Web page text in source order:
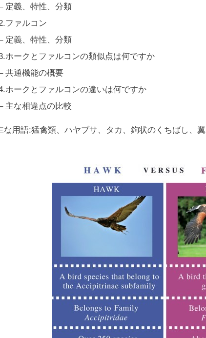
定義、特性、分類
ファルコン
定義、特性、分類
ホークとファルコンの類似点は何ですか
共通機能の概要
ホークとファルコンの違いは何ですか
主な相違点の比較
な用語:猛禽類、ハヤブサ、タカ、鉤状のくちばし、翼